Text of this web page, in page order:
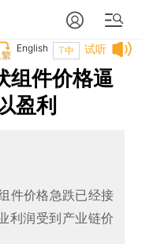
试听
T中
English
组件价格逼
盈利
件价格急跌已经接
利润受到产业链价